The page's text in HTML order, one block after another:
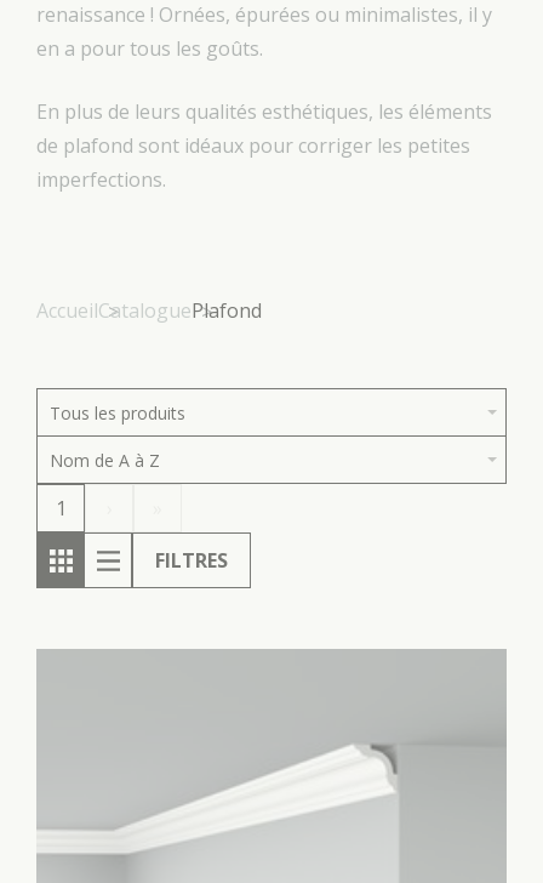
renaissance ! Ornées, épurées ou minimalistes, il y
en a pour tous les goûts.
En plus de leurs qualités esthétiques, les éléments
de plafond sont idéaux pour corriger les petites
imperfections.
AccueilCataloguePlafond
Tous les produits
Nom de A à Z
1
FILTRES